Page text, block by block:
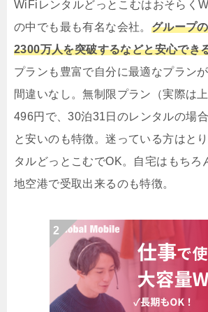
WiFiレンタルどっとこむはおそらく
の中でも最も有名な会社。 グループ
2300万人を突破するなどと安心でき
プランも豊富で自分に最適なプラン
間違いなし。無制限プラン（実際は
496円で、30泊31日のレンタルの場
と安いのも特徴。迷っている方はと
タルどっとこむでOK。自宅はもちろ
地空港で受取出来るのも特徴。